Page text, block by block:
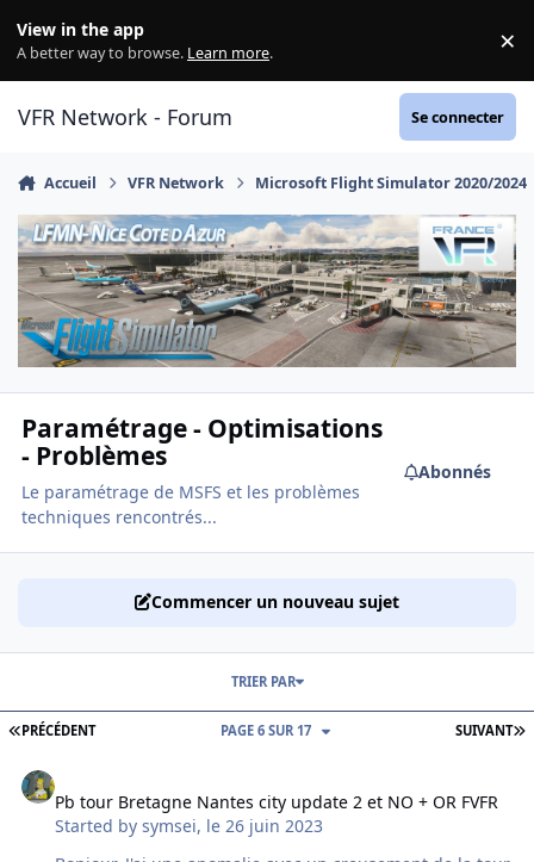
View in the app
A better way to browse. Learn more. ×
VFR Network - Forum Se connecter
Accueil VFR Network Microsoft Flight Simulator 2020/2024
Paramétrage - Optimisations
- Problèmes
Le paramétrage de MSFS et les problèmes
techniques rencontrés...
Abonnés
Commencer un nouveau sujet
PREMIÈRE PAGE
PRÉCÉDENT SUIVANT
PAGE 6 SUR 17
TRIER PAR
Pb tour Bretagne Nantes city update 2 et NO + OR FVFR
Started bysymsei, le 26 juin 2023